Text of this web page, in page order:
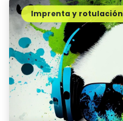
Imprenta y rotulación